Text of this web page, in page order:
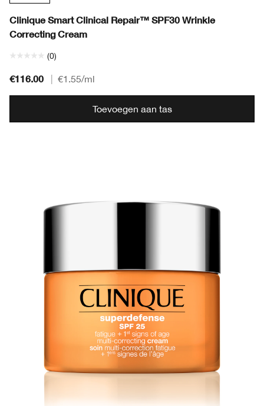
Clinique Smart Clinical Repair™ SPF30 Wrinkle
Correcting Cream
(0)
€116.00 €1.55/ml
Toevoegen aan tas